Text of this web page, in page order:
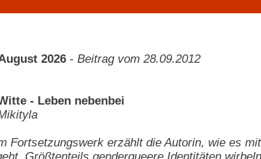
2026 - Beitrag vom 28.09.2012
- Leben nebenbei
Fortsetzungswerk erzählt die Autorin, wie es